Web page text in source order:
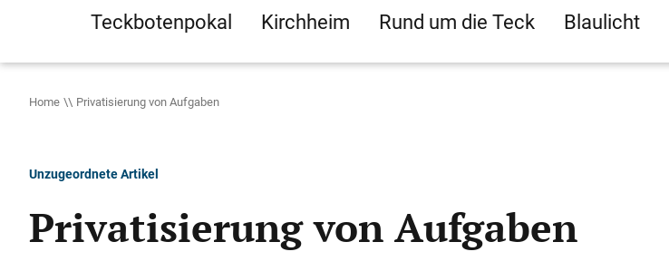
Teckbotenpokal Kirchheim Rund um die Teck Blaulicht
Home Privatisierung von Aufgaben
Unzugeordnete Artikel
Privatisierung von Aufgaben